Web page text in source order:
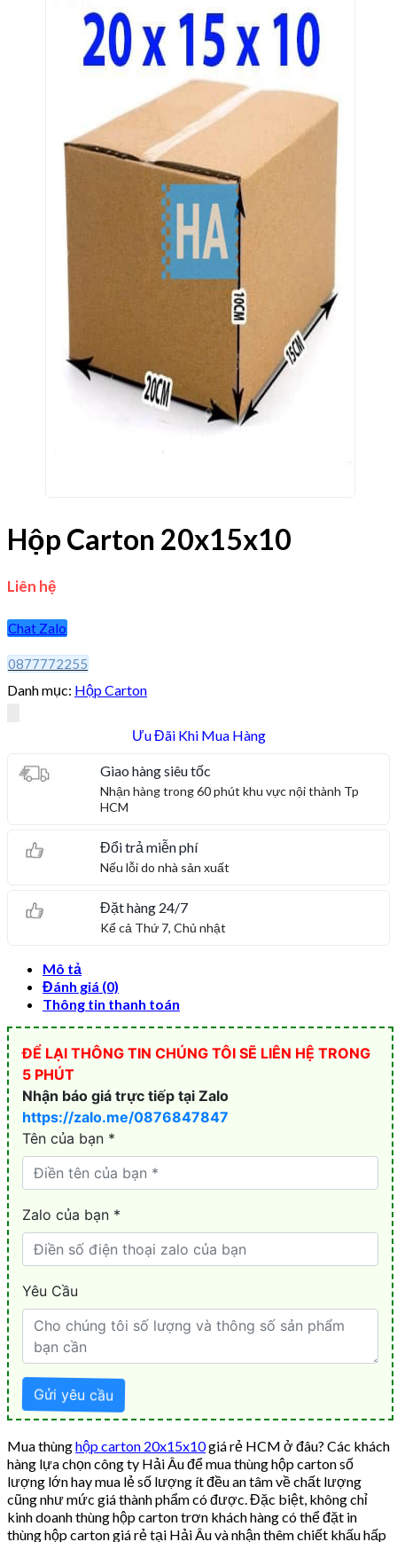
Hộp Carton 20x15x10
Liên hệ
Chat Zalo
0877772255
Danh mục: Hộp Carton
Ưu Đãi Khi Mua Hàng
Giao hàng siêu tốc
Nhận hàng trong 60 phút khu vực nội thành Tp
HCM
Đổi trả miễn phí
Nếu lỗi do nhà sản xuất
Đặt hàng 24/7
Kể cả Thứ 7, Chủ nhật
Mô tả
Đánh giá (0)
Thông tin thanh toán
Mua thùnghộp carton 20x15x10giá rẻ HCM ở đâu? Các khách
hàng lựa chọn công ty Hải Âu để mua thùng hộp carton số
lượng lớn hay mua lẻ số lượng ít đều an tâm về chất lượng
cũng như mức giá thành phẩm có được. Đặc biệt, không chỉ
kinh doanh thùng hộp carton trơn khách hàng có thể đặt in
thùng hộp carton giá rẻ tại Hải Âu và nhận thêm chiết khấu hấp